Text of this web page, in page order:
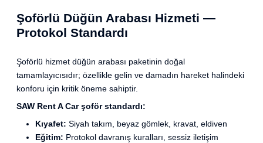
Şoförlü Düğün Arabası Hizmeti —
Protokol Standardı
Şoförlü hizmet düğün arabası paketinin doğal
tamamlayıcısıdır; özellikle gelin ve damadın hareket halindeki
konforu için kritik öneme sahiptir.
SAW Rent A Car şoför standardı:
Kıyafet: Siyah takım, beyaz gömlek, kravat, eldiven
Eğitim: Protokol davranış kuralları, sessiz iletişim